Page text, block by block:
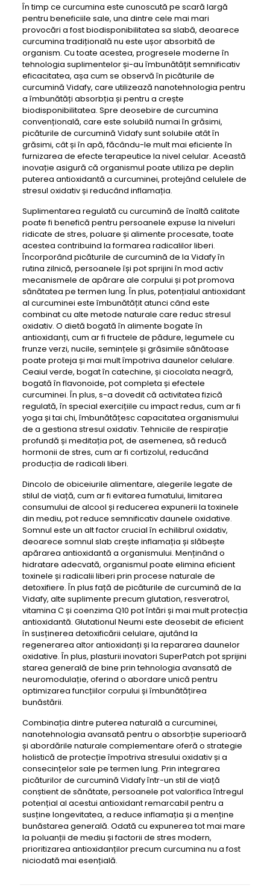
În timp ce curcumina este cunoscută pe scară largă
pentru beneficiile sale, una dintre cele mai mari
provocări a fost biodisponibilitatea sa slabă, deoarece
curcumina tradițională nu este ușor absorbită de
organism. Cu toate acestea, progresele moderne în
tehnologia suplimentelor și-au îmbunătățit semnificativ
eficacitatea, așa cum se observă în picăturile de
curcumină Vidafy, care utilizează nanotehnologia pentru
a îmbunătăți absorbția și pentru a crește
biodisponibilitatea. Spre deosebire de curcumina
convențională, care este solubilă numai în grăsimi,
picăturile de curcumină Vidafy sunt solubile atât în ​​
grăsimi, cât și în apă, făcându-le mult mai eficiente în
furnizarea de efecte terapeutice la nivel celular. Această
inovație asigură că organismul poate utiliza pe deplin
puterea antioxidantă a curcuminei, protejând celulele de
stresul oxidativ și reducând inflamația.
Suplimentarea regulată cu curcumină de înaltă calitate
poate fi benefică pentru persoanele expuse la niveluri
ridicate de stres, poluare și alimente procesate, toate
acestea contribuind la formarea radicalilor liberi.
Încorporând picăturile de curcumină de la Vidafy în
rutina zilnică, persoanele își pot sprijini în mod activ
mecanismele de apărare ale corpului și pot promova
sănătatea pe termen lung. În plus, potențialul antioxidant
al curcuminei este îmbunătățit atunci când este
combinat cu alte metode naturale care reduc stresul
oxidativ. O dietă bogată în alimente bogate în
antioxidanți, cum ar fi fructele de pădure, legumele cu
frunze verzi, nucile, semințele și grăsimile sănătoase
poate proteja și mai mult împotriva daunelor celulare.
Ceaiul verde, bogat în catechine, și ciocolata neagră,
bogată în flavonoide, pot completa și efectele
curcuminei. În plus, s-a dovedit că activitatea fizică
regulată, în special exercițiile cu impact redus, cum ar fi
yoga și tai chi, îmbunătățesc capacitatea organismului
de a gestiona stresul oxidativ. Tehnicile de respirație
profundă și meditația pot, de asemenea, să reducă
hormonii de stres, cum ar fi cortizolul, reducând
producția de radicali liberi.
Dincolo de obiceiurile alimentare, alegerile legate de
stilul de viață, cum ar fi evitarea fumatului, limitarea
consumului de alcool și reducerea expunerii la toxinele
din mediu, pot reduce semnificativ daunele oxidative.
Somnul este un alt factor crucial în echilibrul oxidativ,
deoarece somnul slab crește inflamația și slăbește
apărarea antioxidantă a organismului. Menținând o
hidratare adecvată, organismul poate elimina eficient
toxinele și radicalii liberi prin procese naturale de
detoxifiere. În plus față de picăturile de curcumină de la
Vidafy, alte suplimente precum glutation, resveratrol,
vitamina C și coenzima Q10 pot întări și mai mult protecția
antioxidantă. Glutationul Neumi este deosebit de eficient
în susținerea detoxificării celulare, ajutând la
regenerarea altor antioxidanți și la repararea daunelor
oxidative. În plus, plasturii inovatori SuperPatch pot sprijini
starea generală de bine prin tehnologia avansată de
neuromodulație, oferind o abordare unică pentru
optimizarea funcțiilor corpului și îmbunătățirea
bunăstării.
Combinația dintre puterea naturală a curcuminei,
nanotehnologia avansată pentru o absorbție superioară
și abordările naturale complementare oferă o strategie
holistică de protecție împotriva stresului oxidativ și a
consecințelor sale pe termen lung. Prin integrarea
picăturilor de curcumină Vidafy într-un stil de viață
conștient de sănătate, persoanele pot valorifica întregul
potențial al acestui antioxidant remarcabil pentru a
susține longevitatea, a reduce inflamația și a menține
bunăstarea generală. Odată cu expunerea tot mai mare
la poluanții de mediu și factorii de stres modern,
prioritizarea antioxidanților precum curcumina nu a fost
niciodată mai esențială.